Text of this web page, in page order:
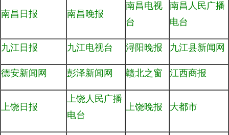
南昌日报 南昌晚报
南昌电视
台
南昌人民广播
电台
九江日报 九江电视台 浔阳晚报 九江县新闻网
德安新闻网 彭泽新闻网 赣北之窗 江西商报
上饶日报
上饶人民广播
电台
上饶晚报 大都市